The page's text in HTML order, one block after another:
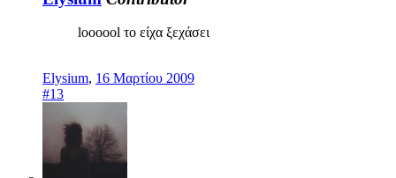
loooool το είχα ξεχάσει
Elysium, 16 Μαρτίου 2009
#13